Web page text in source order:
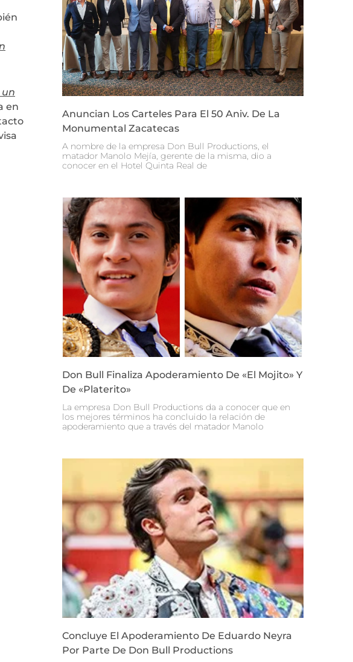
un
en
Anuncian Los Carteles Para El 50 Aniv. De La
Monumental Zacatecas
A nombre de la empresa Don Bull Productions, el
matador Manolo Mejía, gerente de la misma, dio a
conocer en el Hotel Quinta Real de
Don Bull Finaliza Apoderamiento De «El Mojito» Y
De «Platerito»
La empresa Don Bull Productions da a conocer que en
los mejores términos ha concluido la relación de
apoderamiento que a través del matador Manolo
Concluye El Apoderamiento De Eduardo Neyra
Por Parte De Don Bull Productions